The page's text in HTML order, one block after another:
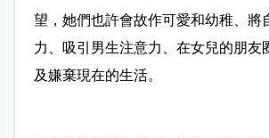
望，她們也許會故作可愛和幼稚、將
力、吸引男生注意力、在女兒的朋友
及嫌棄現在的生活。